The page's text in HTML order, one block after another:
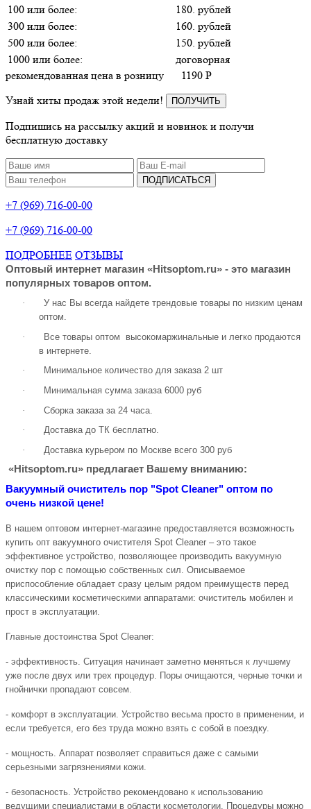
100 или более:
180. рублей
300 или более:
160. рублей
500 или более:
150. рублей
1000 или более:
договорная
рекомендованная цена в розницу
1190 P
Узнай хиты продаж этой недели!
ПОЛУЧИТЬ
Подпишись на рассылку акций и новинок и получи
бесплатную доставку
ПОДПИСАТЬСЯ
+7 (969) 716-00-00
+7 (969) 716-00-00
ПОДРОБНЕЕ ОТЗЫВЫ
Оптовый интернет магазин «Hitsoptom.ru» - это магазин
популярных товаров оптом.
·
У нас Вы всегда найдете трендовые товары по низким ценам
оптом.
·
Все товары оптом высокомаржинальные и легко продаются
в интернете.
·
Минимальное количество для заказа 2 шт
·
Минимальная сумма заказа 6000 руб
·
Сборка заказа за 24 часа.
·
Доставка до ТК бесплатно.
·
Доставка курьером по Москве всего 300 руб
«Hitsoptom.ru» предлагает Вашему вниманию:
Вакуумный очиститель пор "Spot Cleaner" оптом по
очень низкой цене!
В нашем оптовом интернет-магазине предоставляется возможность
купить опт вакуумного очистителя Spot Cleaner – это такое
эффективное устройство, позволяющее производить вакуумную
очистку пор с помощью собственных сил. Описываемое
приспособление обладает сразу целым рядом преимуществ перед
классическими косметическими аппаратами: очиститель мобилен и
прост в эксплуатации.
Главные достоинства Spot Cleaner:
- эффективность. Ситуация начинает заметно меняться к лучшему
уже после двух или трех процедур. Поры очищаются, черные точки и
гнойнички пропадают совсем.
- комфорт в эксплуатации. Устройство весьма просто в применении, и
если требуется, его без труда можно взять с собой в поездку.
- мощность. Аппарат позволяет справиться даже с самыми
серьезными загрязнениями кожи.
- безопасность. Устройство рекомендовано к использованию
ведущими специалистами в области косметологии. Процедуры можно